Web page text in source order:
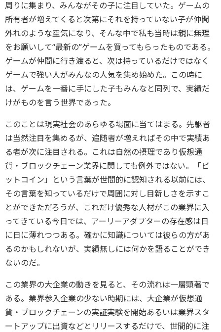
周りに集まり、みんながその子に注目していた。ゲームの
所有者が増えてくると次第にそれを持っていない子が仲間
外れのような空気になり、そんな中で私も当時は親に無理
をお願いして“最新の”ゲームを買ってもらったものである。
ゲームが仲間に行き渡ると、次は持っているだけではなく
ゲームで強い人がみんなの人気を集め始めた。この時に
は、ゲームを一番に手にした子もみんなと同列で、実績だ
けがものを言う世界であった。
このことは現実社会のあらゆる場面に当てはまる。先駆者
は当然注目を集めるが、追随者が増えればその中で実績あ
る者が次に注目される。これは自然の摂理であり仮想通
貨・ブロックチェーン業界に関しても例外ではない。「ビ
ットコイン」という言葉が世間的に認知される以前には、
その言葉を知っているだけで周囲に対し目新しさを示すこ
とができただろうが、これだけ優秀な人材がこの業界に入
ってきている今日では、アーリーアダプターの存在感は日
に日に薄れつつある。確かに知識については彼らの方があ
るのかもしれないが、実績無しには何かを語ることができ
ないのだ。
この業界の大企業の動きを見ると、その流れは一層顕著で
ある。業界参入企業の少ない時期には、大企業が仮想通
貨・ブロックチェーンの実証実験を開始あるいは業界スタ
ートアップに出資などとリリースするだけで、世間的に注